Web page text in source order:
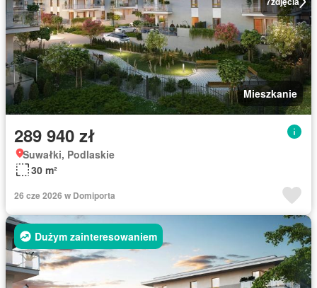
Mieszkanie
289 940 zł
Suwałki, Podlaskie
30 m²
26 cze 2026 w Domiporta
Dużym zainteresowaniem